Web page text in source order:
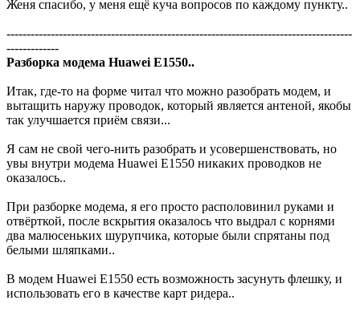
Женя спасибо, у меня ещё куча вопросов по каждому пункту..
--------------------------------------------------------------------------------------
-------------
Разборка модема Huawei E1550..
Итак, где-то на форме читал что можно разобрать модем, и
вытащить наружу проводок, который является антеной, якобы
так улучшается приём связи...
Я сам не свой чего-нить разобрать и усовершенствовать, но
увы внутри модема Huawei E1550 никаких проводков не
оказалось..
При разборке модема, я его просто располовинил руками и
отвёрткой, после вскрытия оказалось что выдрал с корнями
два малюсеньких шурупчика, которые были спрятаны под
белыми шляпками..
В модем Huawei E1550 есть возможность засунуть флешку, и
использовать его в качестве карт ридера..